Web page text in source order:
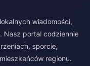
wiadomości,
Nasz portal codziennie
sporcie,
regionu.